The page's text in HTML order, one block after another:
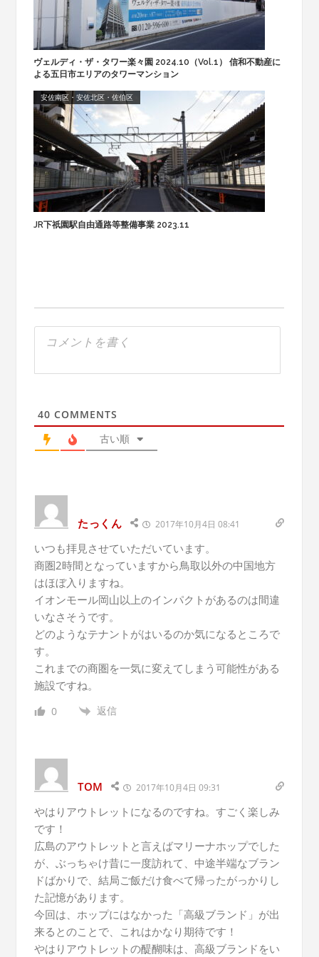
ヴェルディ・ザ・タワー楽々園 2024.10（Vol.1） 信和不動産に
よる五日市エリアのタワーマンション
安佐南区・安佐北区・佐伯区
JR下祇園駅自由通路等整備事業 2023.11
40 COMMENTS
古い順
たっくん 2017年10月4日 08:41
いつも拝見させていただいています。
商圏2時間となっていますから鳥取以外の中国地方
はほぼ入りますね。
イオンモール岡山以上のインパクトがあるのは間違
いなさそうです。
どのようなテナントがはいるのか気になるところで
す。
これまでの商圏を一気に変えてしまう可能性がある
施設ですね。
0 返信
TOM 2017年10月4日 09:31
やはりアウトレットになるのですね。すごく楽しみ
です！
広島のアウトレットと言えばマリーナホップでした
が、ぶっちゃけ昔に一度訪れて、中途半端なブラン
ドばかりで、結局ご飯だけ食べて帰ったがっかりし
た記憶があります。
今回は、ホップにはなかった「高級ブランド」が出
来るとのことで、これはかなり期待です！
やはりアウトレットの醍醐味は、高級ブランドをい